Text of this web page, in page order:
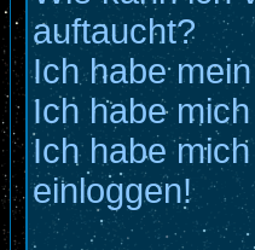
auftaucht?
Ich habe
Ich habe
Ich habe
einloggen!